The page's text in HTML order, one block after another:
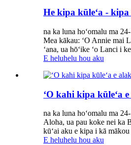
He kipa kūleʻa -
na ka luna hoʻomalu ma
Mea kākau: ʻO Annie mai
ʻana, ua hōʻike ʻo Lanci i
E heluhelu hou aku
ʻO kahi kipa kūleʻa
na ka luna hoʻomalu ma
Aloha, ua pau koke nei ka
kūʻai aku e kipa i kā
E heluhelu hou aku